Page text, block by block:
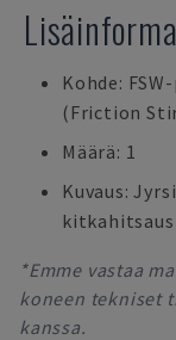
Kohde:
(Friction
Määrä: 1
Kuvaus:
*Emme vastaa
koneen tekniset
kanssa.